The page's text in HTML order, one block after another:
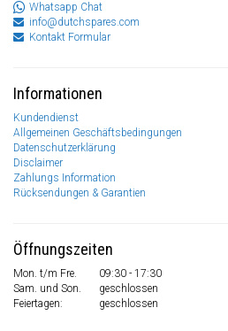
Whatsapp Chat
info@dutchspares.com
Kontakt Formular
Informationen
Kundendienst
Allgemeinen Geschäftsbedingungen
Datenschutzerklärung
Disclaimer
Zahlungs Information
Rücksendungen & Garantien
Öffnungszeiten
Mon. t/m Fre.
09:30 - 17:30
Sam. und Son.
geschlossen
Feiertagen:
geschlossen